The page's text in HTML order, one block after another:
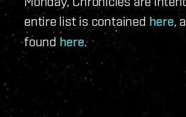
entire list is contained here,
found here.